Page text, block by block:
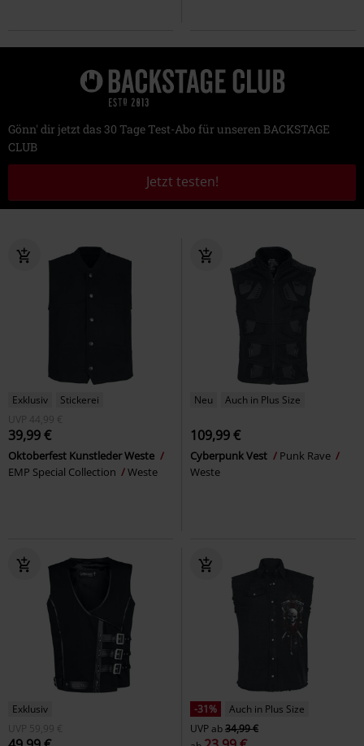
Gönn' dir jetzt das 30 Tage Test-Abo für unseren BACKSTAGE
CLUB
Jetzt testen!
Exklusiv
Stickerei
UVP
44,99 €
39,99 €
Oktoberfest Kunstleder Weste
EMP Special Collection
Weste
Neu Auch in Plus Size
109,99 €
Cyberpunk Vest
Punk Rave
Weste
Exklusiv
UVP
59,99 €
-31%
Auch in Plus Size
UVPab34,99 €